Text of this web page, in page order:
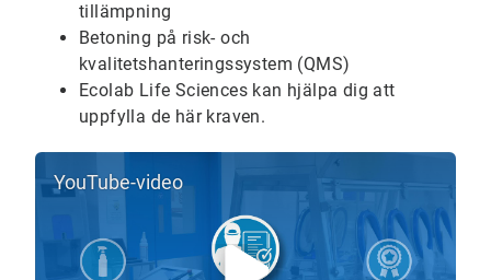
tillämpning
Betoning på risk- och
kvalitetshanteringssystem (QMS)
Ecolab Life Sciences kan hjälpa dig att
uppfylla de här kraven.
YouTube-video